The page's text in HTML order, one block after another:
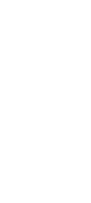
на создании
и продлевая его